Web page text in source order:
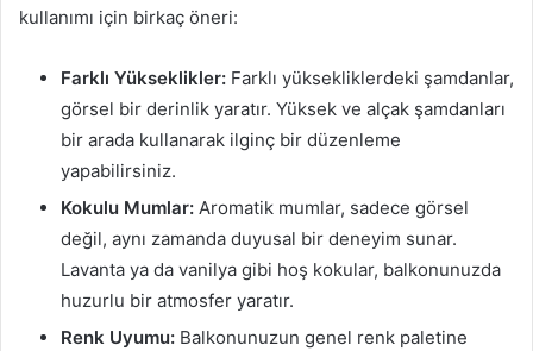
kullanımı için birkaç öneri:
Farklı Yükseklikler: Farklı yüksekliklerdeki şamdanlar,
görsel bir derinlik yaratır. Yüksek ve alçak şamdanları
bir arada kullanarak ilginç bir düzenleme
yapabilirsiniz.
Kokulu Mumlar: Aromatik mumlar, sadece görsel
değil, aynı zamanda duyusal bir deneyim sunar.
Lavanta ya da vanilya gibi hoş kokular, balkonunuzda
huzurlu bir atmosfer yaratır.
Renk Uyumu: Balkonunuzun genel renk paletine